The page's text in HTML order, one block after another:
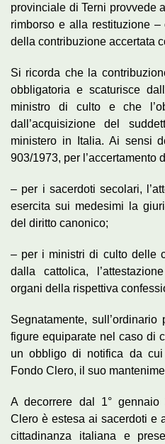
provinciale di Terni provvede
rimborso e alla restituzione
della contribuzione accertata
Si ricorda che la
obbligatoria e scaturisce
ministro di culto e che
dall’acquisizione del
ministero in Italia. Ai sensi
903/1973, per l’accertamento
– per i sacerdoti secolari,
esercita sui medesimi la
del diritto canonico;
– per i ministri di culto delle
dalla cattolica,
organi della rispettiva
Segnatamente,
figure equiparate nel caso di
un obbligo di notifica da cui
Fondo Clero, il suo
A decorrere dal 1°
Clero è estesa ai sacerdoti e
cittadinanza italiana e